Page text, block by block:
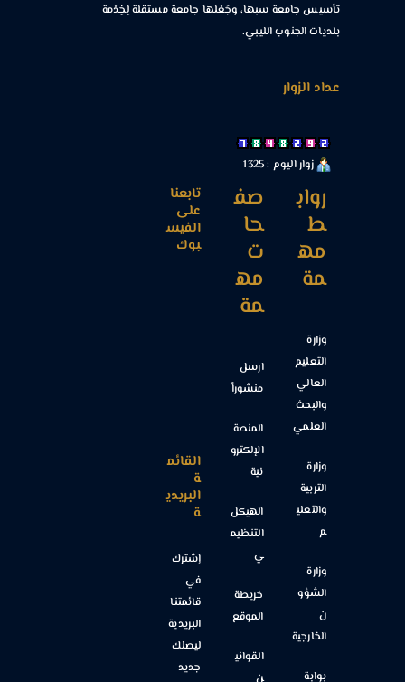
تأسيس جامعة سبها، وجَعْلها جامعة مستقلة لِخِدْمة
بلديات الجنوب الليبي.
عداد الزوار
زوار اليوم : 1325
رواب
ط
مه
مة
وزارة
التعليم
العالي
والبحث
العلمي
وزارة
التربية
والتعلي
م
وزارة
الشؤو
ن
الخارجية
بوابة
صف
حا
ت
مه
مة
ارسل
منشوراً
المنصة
الإلكترو
نية
الهيكل
التنظيم
ي
خريطة
الموقع
القواني
تابعنا
على
الفيس
بوك
القائم
ة
البريدي
ة
إشترك
في
قائمتنا
البريدية
ليصلك
جديد